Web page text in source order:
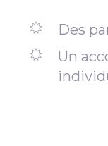
Des
Un